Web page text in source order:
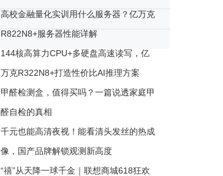
高校金融量化实训用什么服务器？亿万克
R822N8+服务器性能详解
144核高算力CPU+多硬盘高速读写，亿
万克R322N8+打造性价比AI推理方案
甲醛检测盒，值得买吗？一篇说透家庭甲
醛自检的真相
千元也能高清夜视！能看清头发丝的热成
像，国产品牌解锁观测新高度
“禧”从天降一球千金｜联想商城618狂欢